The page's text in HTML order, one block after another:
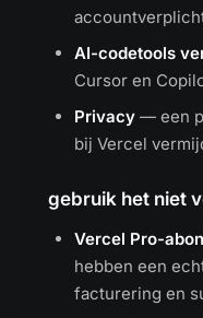
AI-codetools
Cursor en
Privacy — een
bij Vercel
gebruik het niet
Vercel Pro-
hebben een
facturering en